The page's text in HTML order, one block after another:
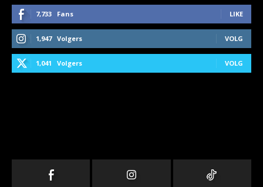
7,733 Fans LIKE
1,947 Volgers VOLG
1,041 Volgers VOLG